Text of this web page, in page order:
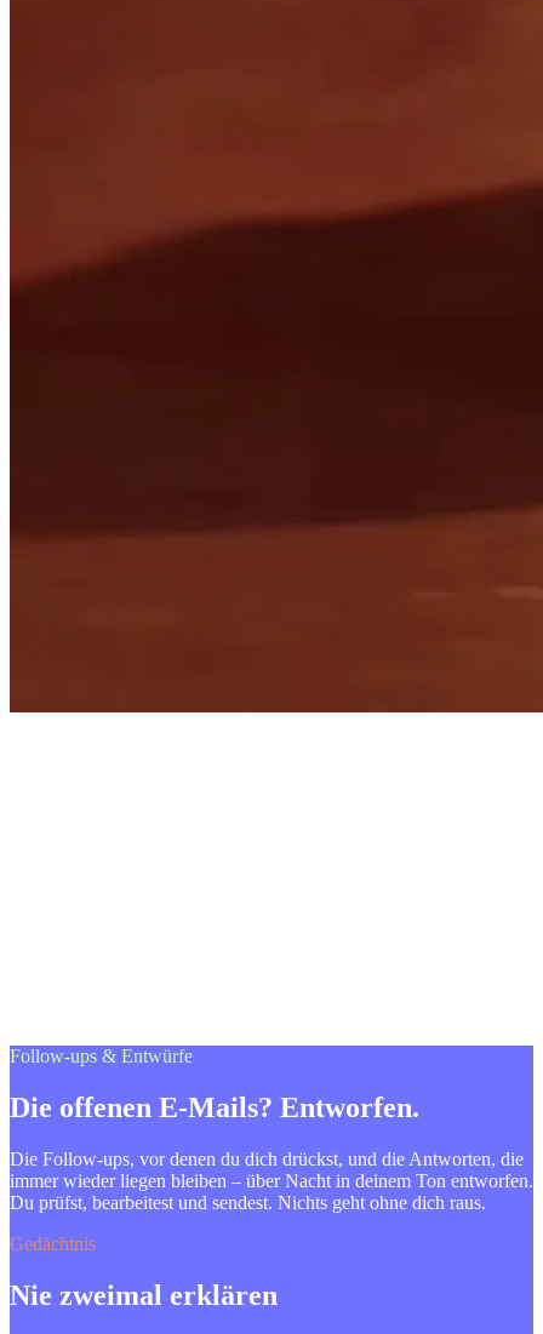
Follow-ups & Entwürfe
Die offenen E-Mails? Entworfen.
Die Follow-ups, vor denen du dich drückst, und die Antworten, die
immer wieder liegen bleiben – über Nacht in deinem Ton entworfen.
Du prüfst, bearbeitest und sendest. Nichts geht ohne dich raus.
Gedächtnis
Nie zweimal erklären